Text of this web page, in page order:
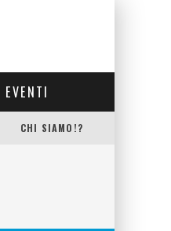
EVENTI
CHI SIAMO!?